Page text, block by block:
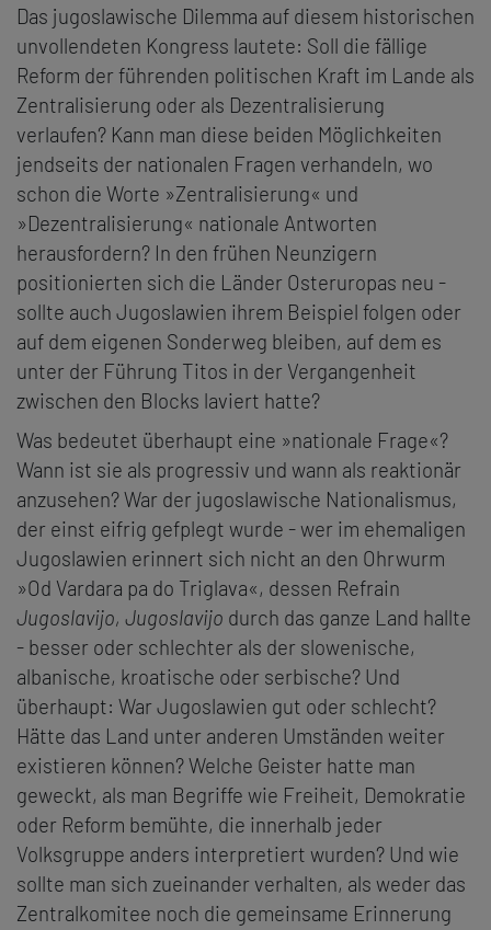
Das jugoslawische Dilemma auf diesem historischen
unvollendeten Kongress lautete: Soll die fällige
Reform der führenden politischen Kraft im Lande als
Zentralisierung oder als Dezentralisierung
verlaufen? Kann man diese beiden Möglichkeiten
jendseits der nationalen Fragen verhandeln, wo
schon die Worte »Zentralisierung« und
»Dezentralisierung« nationale Antworten
herausfordern? In den frühen Neunzigern
positionierten sich die Länder Osteruropas neu -
sollte auch Jugoslawien ihrem Beispiel folgen oder
auf dem eigenen Sonderweg bleiben, auf dem es
unter der Führung Titos in der Vergangenheit
zwischen den Blocks laviert hatte?
Was bedeutet überhaupt eine »nationale Frage«?
Wann ist sie als progressiv und wann als reaktionär
anzusehen? War der jugoslawische Nationalismus,
der einst eifrig gefplegt wurde - wer im ehemaligen
Jugoslawien erinnert sich nicht an den Ohrwurm
»Od Vardara pa do Triglava«, dessen Refrain
Jugoslavijo, Jugoslavijo durch das ganze Land hallte
- besser oder schlechter als der slowenische,
albanische, kroatische oder serbische? Und
überhaupt: War Jugoslawien gut oder schlecht?
Hätte das Land unter anderen Umständen weiter
existieren können? Welche Geister hatte man
geweckt, als man Begriffe wie Freiheit, Demokratie
oder Reform bemühte, die innerhalb jeder
Volksgruppe anders interpretiert wurden? Und wie
sollte man sich zueinander verhalten, als weder das
Zentralkomitee noch die gemeinsame Erinnerung